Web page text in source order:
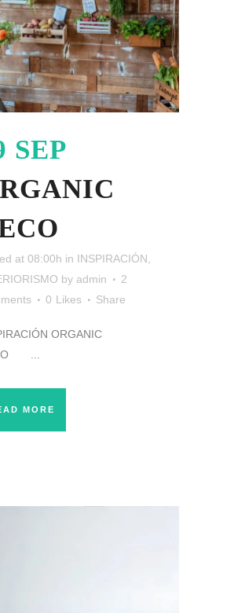
SEP
at 08:00h in INSPIRACIÓN
by admin
2
0 Likes Share
ORGANIC
...
MORE